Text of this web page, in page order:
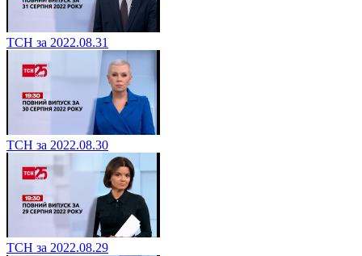
ТСН за 2022.08.31
ТСН за 2022.08.30
ТСН за 2022.08.29